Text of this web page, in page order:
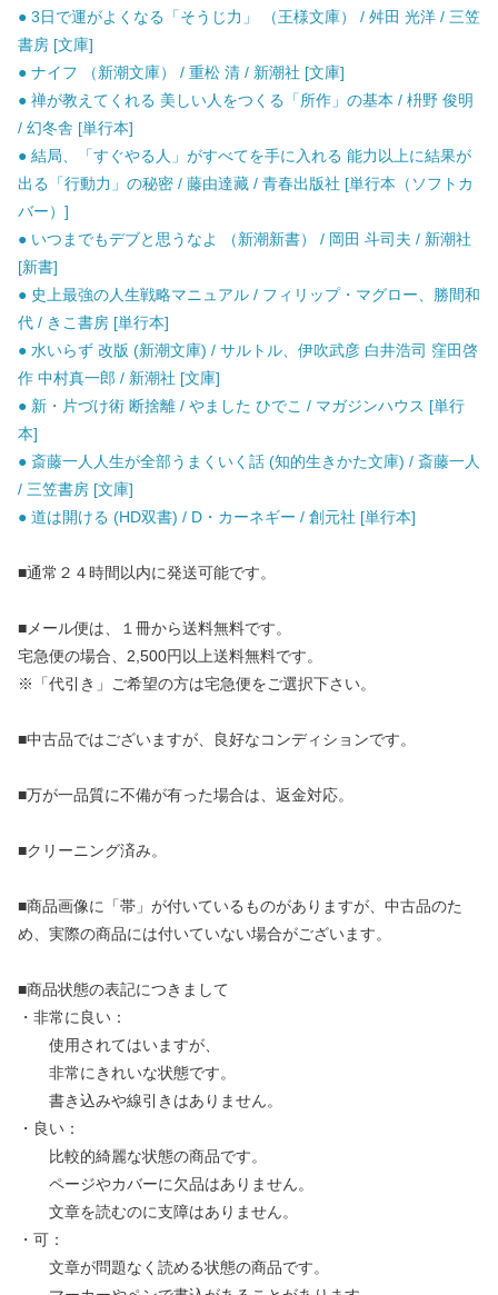
● 3日で運がよくなる「そうじ力」 （王様文庫） / 舛田 光洋 / 三笠
書房 [文庫]
● ナイフ （新潮文庫） / 重松 清 / 新潮社 [文庫]
● 禅が教えてくれる 美しい人をつくる「所作」の基本 / 枡野 俊明
/ 幻冬舎 [単行本]
● 結局、「すぐやる人」がすべてを手に入れる 能力以上に結果が
出る「行動力」の秘密 / 藤由達藏 / 青春出版社 [単行本（ソフトカ
バー）]
● いつまでもデブと思うなよ （新潮新書） / 岡田 斗司夫 / 新潮社
[新書]
● 史上最強の人生戦略マニュアル / フィリップ・マグロー、勝間和
代 / きこ書房 [単行本]
● 水いらず 改版 (新潮文庫) / サルトル、伊吹武彦 白井浩司 窪田啓
作 中村真一郎 / 新潮社 [文庫]
● 新・片づけ術 断捨離 / やました ひでこ / マガジンハウス [単行
本]
● 斎藤一人人生が全部うまくいく話 (知的生きかた文庫) / 斎藤一人
/ 三笠書房 [文庫]
● 道は開ける (HD双書) / D・カーネギー / 創元社 [単行本]
■通常２４時間以内に発送可能です。
■メール便は、１冊から送料無料です。
宅急便の場合、2,500円以上送料無料です。
※「代引き」ご希望の方は宅急便をご選択下さい。
■中古品ではございますが、良好なコンディションです。
■万が一品質に不備が有った場合は、返金対応。
■クリーニング済み。
■商品画像に「帯」が付いているものがありますが、中古品のた
め、実際の商品には付いていない場合がございます。
■商品状態の表記につきまして
・非常に良い：
使用されてはいますが、
非常にきれいな状態です。
書き込みや線引きはありません。
・良い：
比較的綺麗な状態の商品です。
ページやカバーに欠品はありません。
文章を読むのに支障はありません。
・可：
文章が問題なく読める状態の商品です。